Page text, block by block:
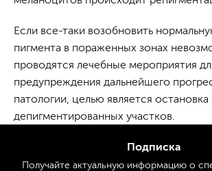
Если все-таки возобновить
пигмента в пораженных зонах
проводятся лечебные мероприятия
предупреждения дальнейшего
патологии, целью является остановка
депигментированных участков.
Подписка
Получайте актуальнуюинформациюо